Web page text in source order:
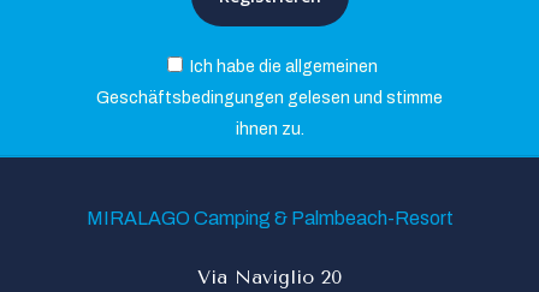
Ich habe die allgemeinen
Geschäftsbedingungen gelesen und stimme
ihnen zu.
MIRALAGO Camping & Palmbeach-Resort
Via Naviglio 20